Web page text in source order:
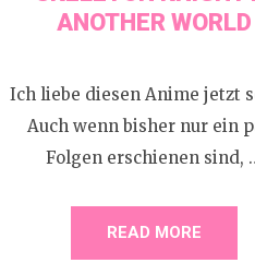
ANOTHER WORLD
Ich liebe diesen Anime jetzt
Auch wenn bisher nur ein
Folgen erschienen sind,
READ MORE